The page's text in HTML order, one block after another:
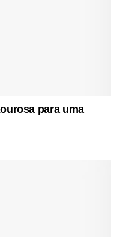
para uma